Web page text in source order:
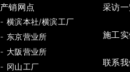
产销网点
- 横滨本社/横滨工厂
- 东京营业所
- 大阪营业所
- 冈山工厂
采访
施工
联系